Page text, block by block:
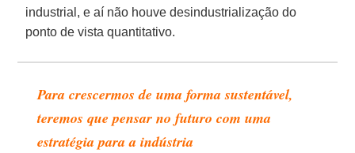
industrial, e aí não houve desindustrialização do
ponto de vista quantitativo.
Para crescermos de uma forma sustentável,
teremos que pensar no futuro com uma
estratégia para a indústria